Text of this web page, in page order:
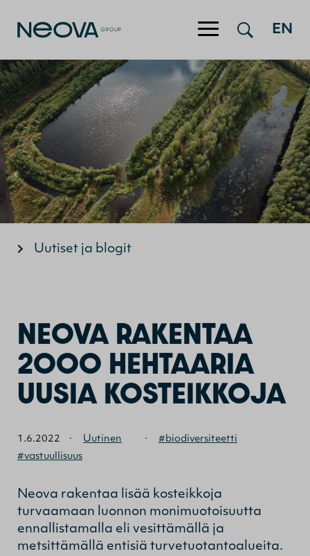
Hyppää sisältöön EN
Uutiset ja blogit
NEOVA RAKENTAA
2000 HEHTAARIA
UUSIA KOSTEIKKOJA
1.6.2022 · Uutinen ·
#biodiversiteetti
#vastuullisuus
Neova rakentaa lisää kosteikkoja
turvaamaan luonnon monimuotoisuutta
ennallistamalla eli vesittämällä ja
metsittämällä entisiä turvetuotantoalueita.